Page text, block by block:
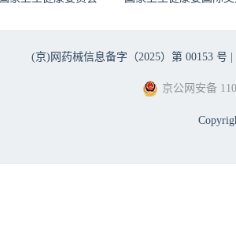
(京)网药械信息备字（2025）第 00153 号 |
京公网安备